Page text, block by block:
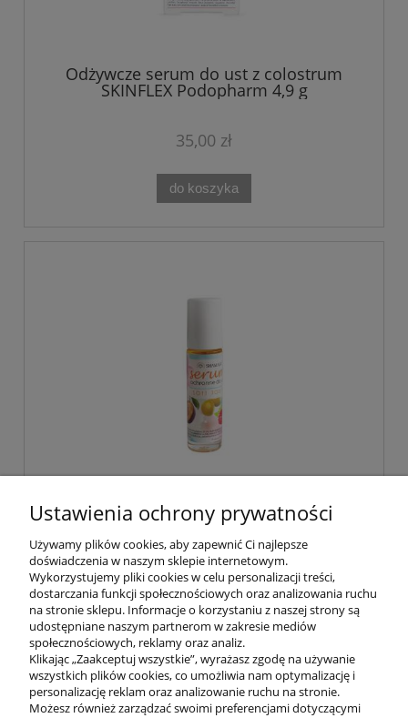
Odżywcze serum do ust z colostrum
SKINFLEX Podopharm 4,9 g
35,00 zł
do koszyka
roll-on 10 ml
34,00 zł
do koszyka
POMOC
Ustawienia ochrony prywatności
Używamy plików cookies, aby zapewnić Ci najlepsze
doświadczenia w naszym sklepie internetowym.
Wykorzystujemy pliki cookies w celu personalizacji treści,
dostarczania funkcji społecznościowych oraz analizowania ruchu
na stronie sklepu. Informacje o korzystaniu z naszej strony są
udostępniane naszym partnerom w zakresie mediów
społecznościowych, reklamy oraz analiz.
Klikając „Zaakceptuj wszystkie”, wyrażasz zgodę na używanie
wszystkich plików cookies, co umożliwia nam optymalizację i
personalizację reklam oraz analizowanie ruchu na stronie.
Możesz również zarządzać swoimi preferencjami dotyczącymi